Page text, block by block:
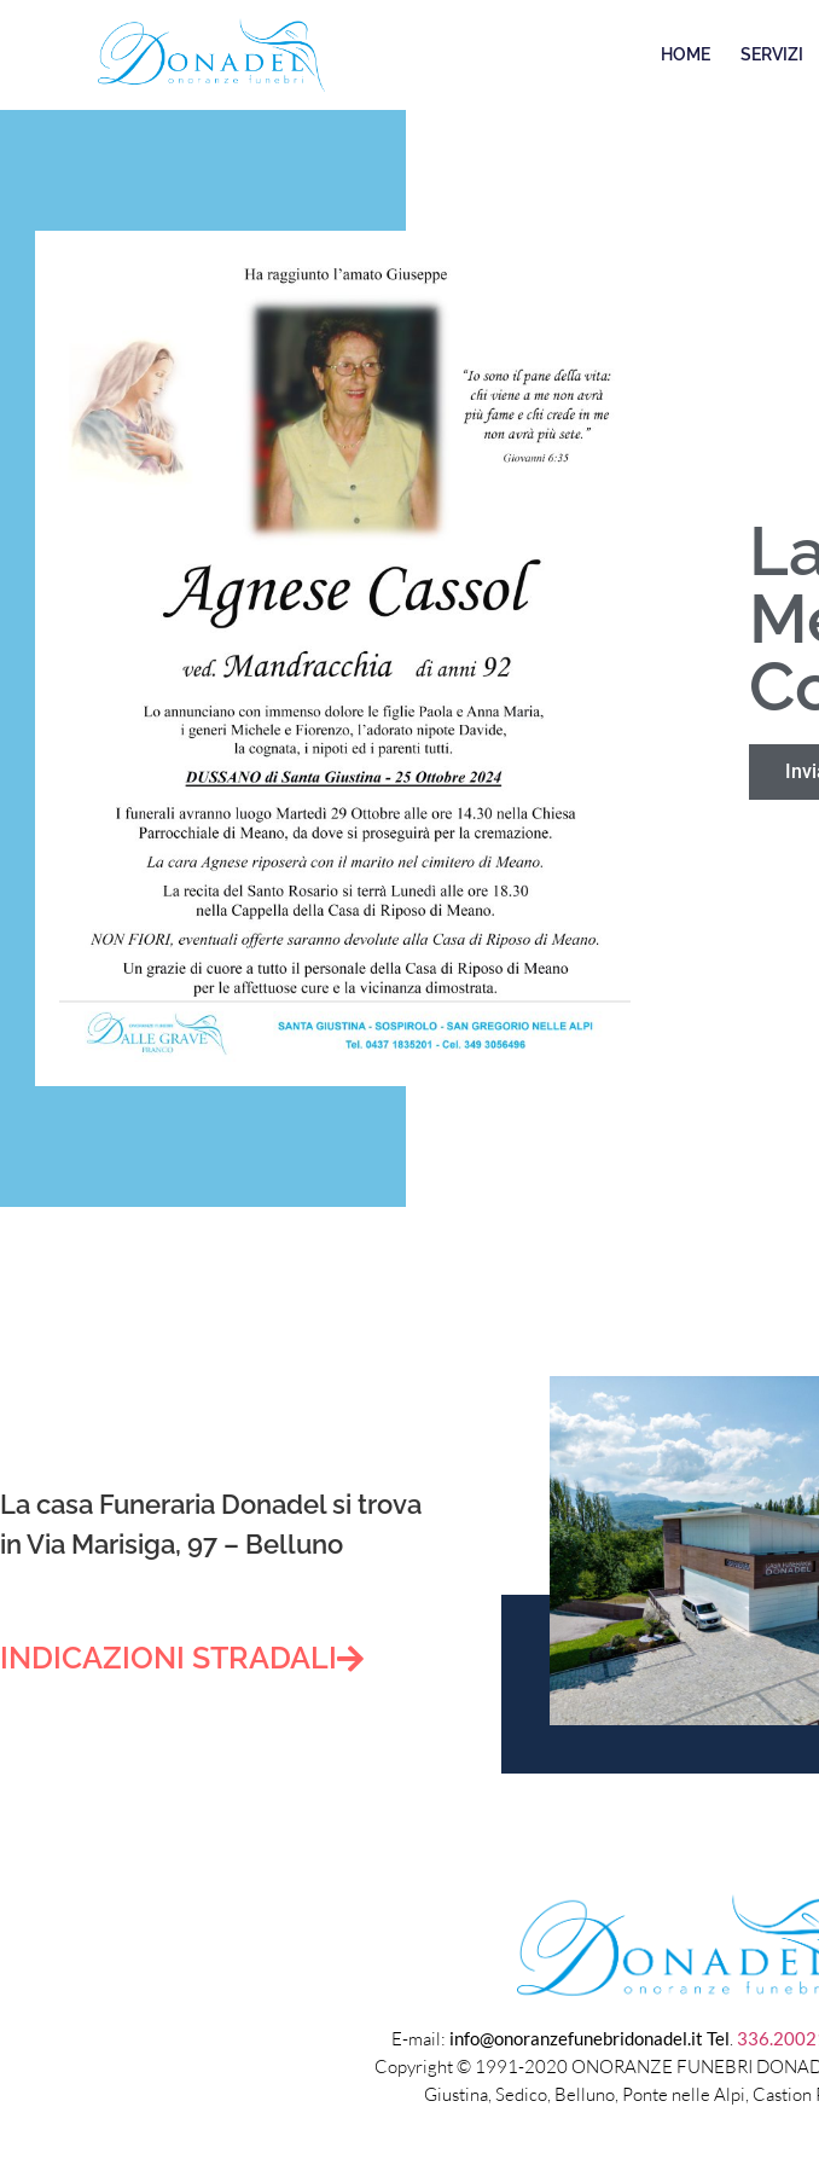
HOME SERVIZI
La casa Funeraria Donadel si trova
in Via Marisiga, 97 – Belluno
INDICAZIONI STRADALI
E-mail: info@onoranzefunebridonadel.it Tel
Copyright © 1991-2020 ONORANZE FUNEBRI
Giustina, Sedico, Belluno, Ponte nelle Alpi, Castion